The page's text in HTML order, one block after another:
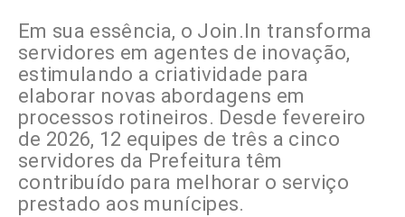
Em sua essência, o Join.In transforma
servidores em agentes de inovação,
estimulando a criatividade para
elaborar novas abordagens em
processos rotineiros. Desde fevereiro
de 2026, 12 equipes de três a cinco
servidores da Prefeitura têm
contribuído para melhorar o serviço
prestado aos munícipes.